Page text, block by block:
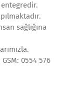
sağlığına
0554 576